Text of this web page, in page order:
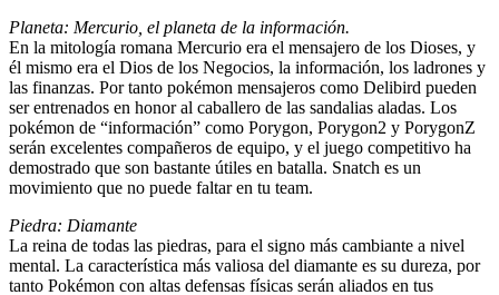
Planeta: Mercurio, el planeta de la información.
En la mitología romana Mercurio era el mensajero de los Dioses, y
él mismo era el Dios de los Negocios, la información, los ladrones y
las finanzas. Por tanto pokémon mensajeros como Delibird pueden
ser entrenados en honor al caballero de las sandalias aladas. Los
pokémon de “información” como Porygon, Porygon2 y PorygonZ
serán excelentes compañeros de equipo, y el juego competitivo ha
demostrado que son bastante útiles en batalla. Snatch es un
movimiento que no puede faltar en tu team.
Piedra: Diamante
La reina de todas las piedras, para el signo más cambiante a nivel
mental. La característica más valiosa del diamante es su dureza, por
tanto Pokémon con altas defensas físicas serán aliados en tus